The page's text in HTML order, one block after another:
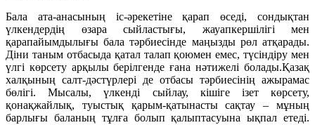
Бала ата-анасының іс-әрекетіне қарап өседі, сондықтан
үлкендердің өзара сыйластығы, жауапкершілігі мен
қарапайымдылығы бала тәрбиесінде маңызды рөл атқарады.
Діни таным отбасыда қатал талап қоюмен емес, түсіндіру мен
үлгі көрсету арқылы берілгенде ғана нәтижелі болады.Қазақ
халқының салт-дәстүрлері де отбасы тәрбиесінің ажырамас
бөлігі. Мысалы, үлкенді сыйлау, кішіге ізет көрсету,
қонақжайлық, туыстық қарым-қатынасты сақтау – мұның
барлығы баланың тұлға болып қалыптасуына ықпал етеді.